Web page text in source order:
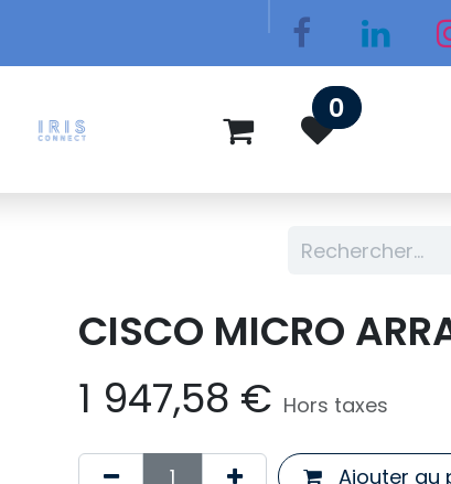
0
CISCO MICRO
1 947,58 € Hors taxes
Ajouter au